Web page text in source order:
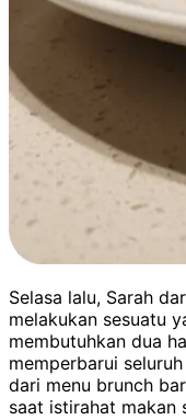
Selasa lalu, Sarah
melakukan sesuatu
membutuhkan dua
memperbarui
dari menu brunch
saat istirahat makan